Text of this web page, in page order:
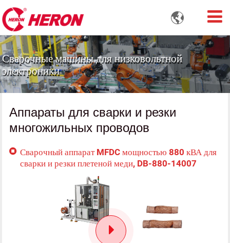

Сварочные машины для низковольтной
электроники
Аппараты для сварки и резки
многожильных проводов
Сварочный аппарат MFDC мощностью 880 кВА для
сварки и резки плетеной меди, DB-880-14007